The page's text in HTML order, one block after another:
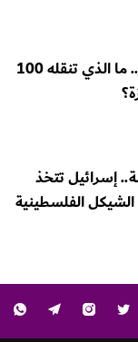
تحذير حقوقي خطير.. ما الذي تنقله 100
إسرائيل تتخذ
الشيكل الفلسطينية